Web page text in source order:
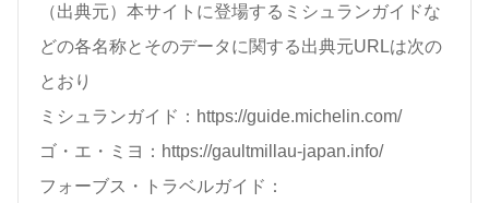
（出典元）本サイトに登場するミシュランガイドな
どの各名称とそのデータに関する出典元URLは次の
とおり
ミシュランガイド：https://guide.michelin.com/
ゴ・エ・ミヨ：https://gaultmillau-japan.info/
フォーブス・トラベルガイド：